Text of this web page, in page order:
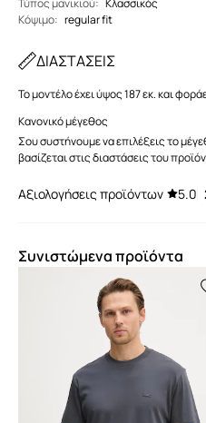
Τύπος μανικιού: Κλασσικός
Κόψιμο: regular fit
ΔΙΑΣΤΑΣΕΙΣ
Το μοντέλο έχει ύψος 187 εκ. και
Κανονικό μέγεθος
Σου συστήνουμε να επιλέξεις το
βασίζεται στις διαστάσεις του
Αξιολογήσεις προϊόντων 5.0
Συνιστώμενα προϊόντα